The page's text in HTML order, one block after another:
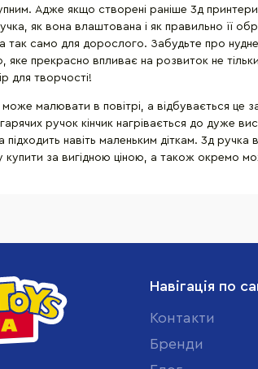
Адже якщо створені раніше 3д
як вона влаштована і як правильно її
так само для дорослого. Забудьте про
яке прекрасно впливає на розвиток не
для творчості!
може малювати в повітрі, а відбувається це
гарячих ручок кінчик нагрівається до
підходить навіть маленьким діткам. 3д
за вигідною ціною, а також окремо
Навігація по
Контакти
Бренди